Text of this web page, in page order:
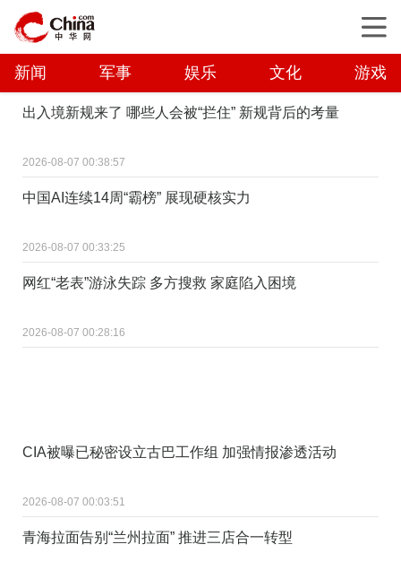
新闻 军事 娱乐 文化 游戏
出入境新规来了 哪些人会被“拦住” 新规背后的考量
2026-08-07 00:38:57
中国AI连续14周“霸榜” 展现硬核实力
2026-08-07 00:33:25
网红“老表”游泳失踪 多方搜救 家庭陷入困境
2026-08-07 00:28:16
CIA被曝已秘密设立古巴工作组 加强情报渗透活动
2026-08-07 00:03:51
青海拉面告别“兰州拉面” 推进三店合一转型